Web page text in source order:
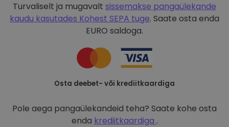
Turvaliselt ja mugavalt sissemakse pangaülekande
kaudu kasutades Kohest SEPA tuge. Saate osta enda
EURO saldoga.
Osta deebet- või krediitkaardiga
Pole aega pangaülekandeid teha? Saate kohe osta
enda krediitkaardiga .